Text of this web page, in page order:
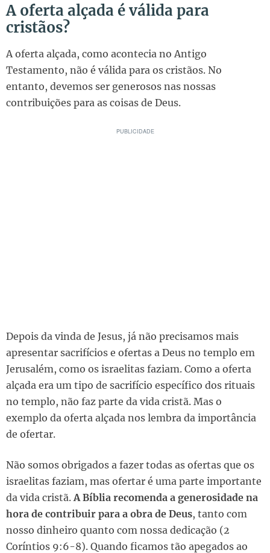
A oferta alçada é válida para
cristãos?
A oferta alçada, como acontecia no Antigo
Testamento, não é válida para os cristãos. No
entanto, devemos ser generosos nas nossas
contribuições para as coisas de Deus.
Depois da vinda de Jesus, já não precisamos mais
apresentar sacrifícios e ofertas a Deus no templo em
Jerusalém, como os israelitas faziam. Como a oferta
alçada era um tipo de sacrifício específico dos rituais
no templo, não faz parte da vida cristã. Mas o
exemplo da oferta alçada nos lembra da importância
de ofertar.
Não somos obrigados a fazer todas as ofertas que os
israelitas faziam, mas ofertar é uma parte importante
da vida cristã. A Bíblia recomenda a generosidade na
hora de contribuir para a obra de Deus, tanto com
nosso dinheiro quanto com nossa dedicação (2
Coríntios 9:6-8). Quando ficamos tão apegados ao